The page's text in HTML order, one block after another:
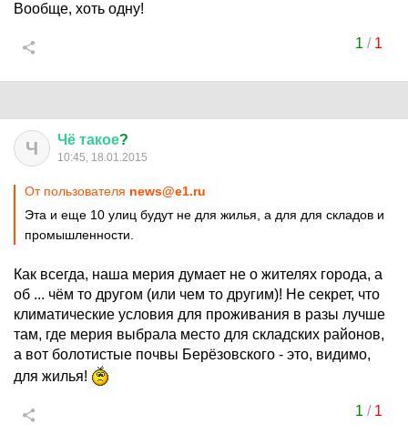
Вообще, хоть одну!
1 / 1
Ч Чё такое?
10:45, 18.01.2015
От пользователя news@e1.ru
Эта и еще 10 улиц будут не для жилья, а для для складов и
промышленности.
Как всегда, наша мерия думает не о жителях города, а
об ... чём то другом (или чем то другим)! Не секрет, что
климатические условия для проживания в разы лучше
там, где мерия выбрала место для складских районов,
а вот болотистые почвы Берёзовского - это, видимо,
для жилья!
1 / 1